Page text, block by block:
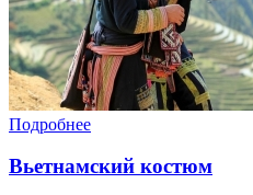
Подробнее
Вьетнамский костюм